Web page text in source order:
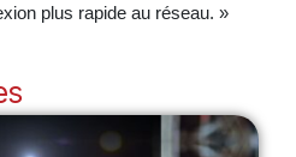
plus rapide au réseau. »